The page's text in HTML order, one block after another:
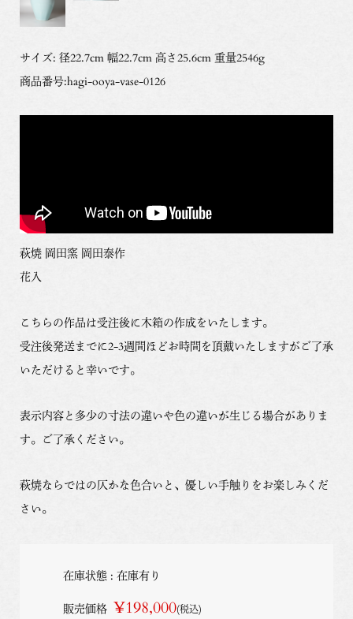
サイズ: 径22.7cm 幅22.7cm 高さ25.6cm 重量2546g
商品番号:hagi-ooya-vase-0126
萩焼 岡田窯 岡田泰作
花入
こちらの作品は受注後に木箱の作成をいたします。
受注後発送までに2-3週間ほどお時間を頂戴いたしますがご了承
いただけると幸いです。
表示内容と多少の寸法の違いや色の違いが生じる場合がありま
す。ご了承ください。
萩焼ならではの仄かな色合いと、優しい手触りをお楽しみくだ
さい。
在庫状態 : 在庫有り
販売価格 ¥198,000(税込)